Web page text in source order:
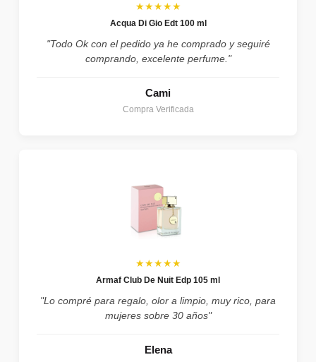
★★★★★
Acqua Di Gio Edt 100 ml
"Todo Ok con el pedido ya he comprado y seguiré
comprando, excelente perfume."
Cami
Compra Verificada
★★★★★
Armaf Club De Nuit Edp 105 ml
"Lo compré para regalo, olor a limpio, muy rico, para
mujeres sobre 30 años"
Elena